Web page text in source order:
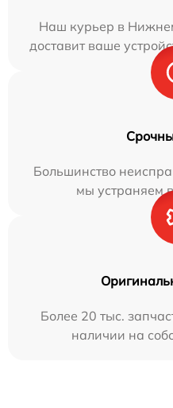
Наш курьер в
доставит ваше
Большинство
мы устраняем
Более 20 тыс.
наличии на